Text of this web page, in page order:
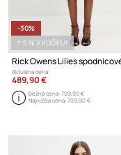
-30%
*-5 % V KOŠÍKU!
Aktuálna cena:
489,90 €
Bežná cena:709,90 €
Najnižšia cena:709,90 €